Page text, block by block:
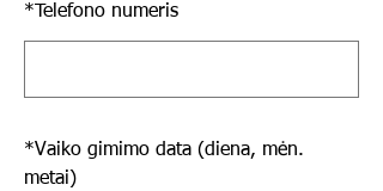
* Telefono numeris
*Vaiko gimimo data (diena, mėn.
metai)